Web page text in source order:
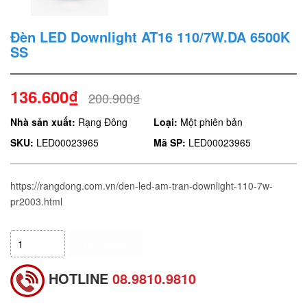
Đèn LED Downlight AT16 110/7W.DA 6500K
SS
136.600₫ 200.900₫
Nhà sản xuất: Rạng Đông Loại: Một phiên bản
SKU: LED00023965 Mã SP: LED00023965
https://rangdong.com.vn/den-led-am-tran-downlight-110-7w-
pr2003.html
HOTLINE 08.9810.9810